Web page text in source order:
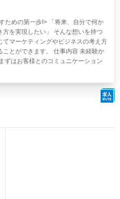
ための第一歩!> 「将来、自分で何か
を実現したい」 そんな想いを持つ
マーケティングやビジネスの考え方
とができます。 仕事内容 未経験か
ずはお客様とのコミュニケーション